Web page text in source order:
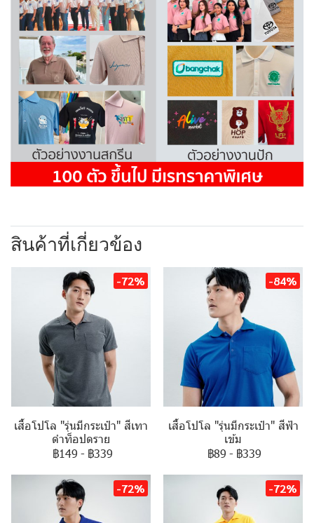
สินค้าที่เกี่ยวข้อง
-72%
เสื้อโปโล "รุ่นมีกระเป๋า" สีเทา
ดำท็อปดราย
฿149 - ฿339
-84%
เสื้อโปโล "รุ่นมีกระเป๋า" สีฟ้า
เข้ม
฿89 - ฿339
-72% -72%